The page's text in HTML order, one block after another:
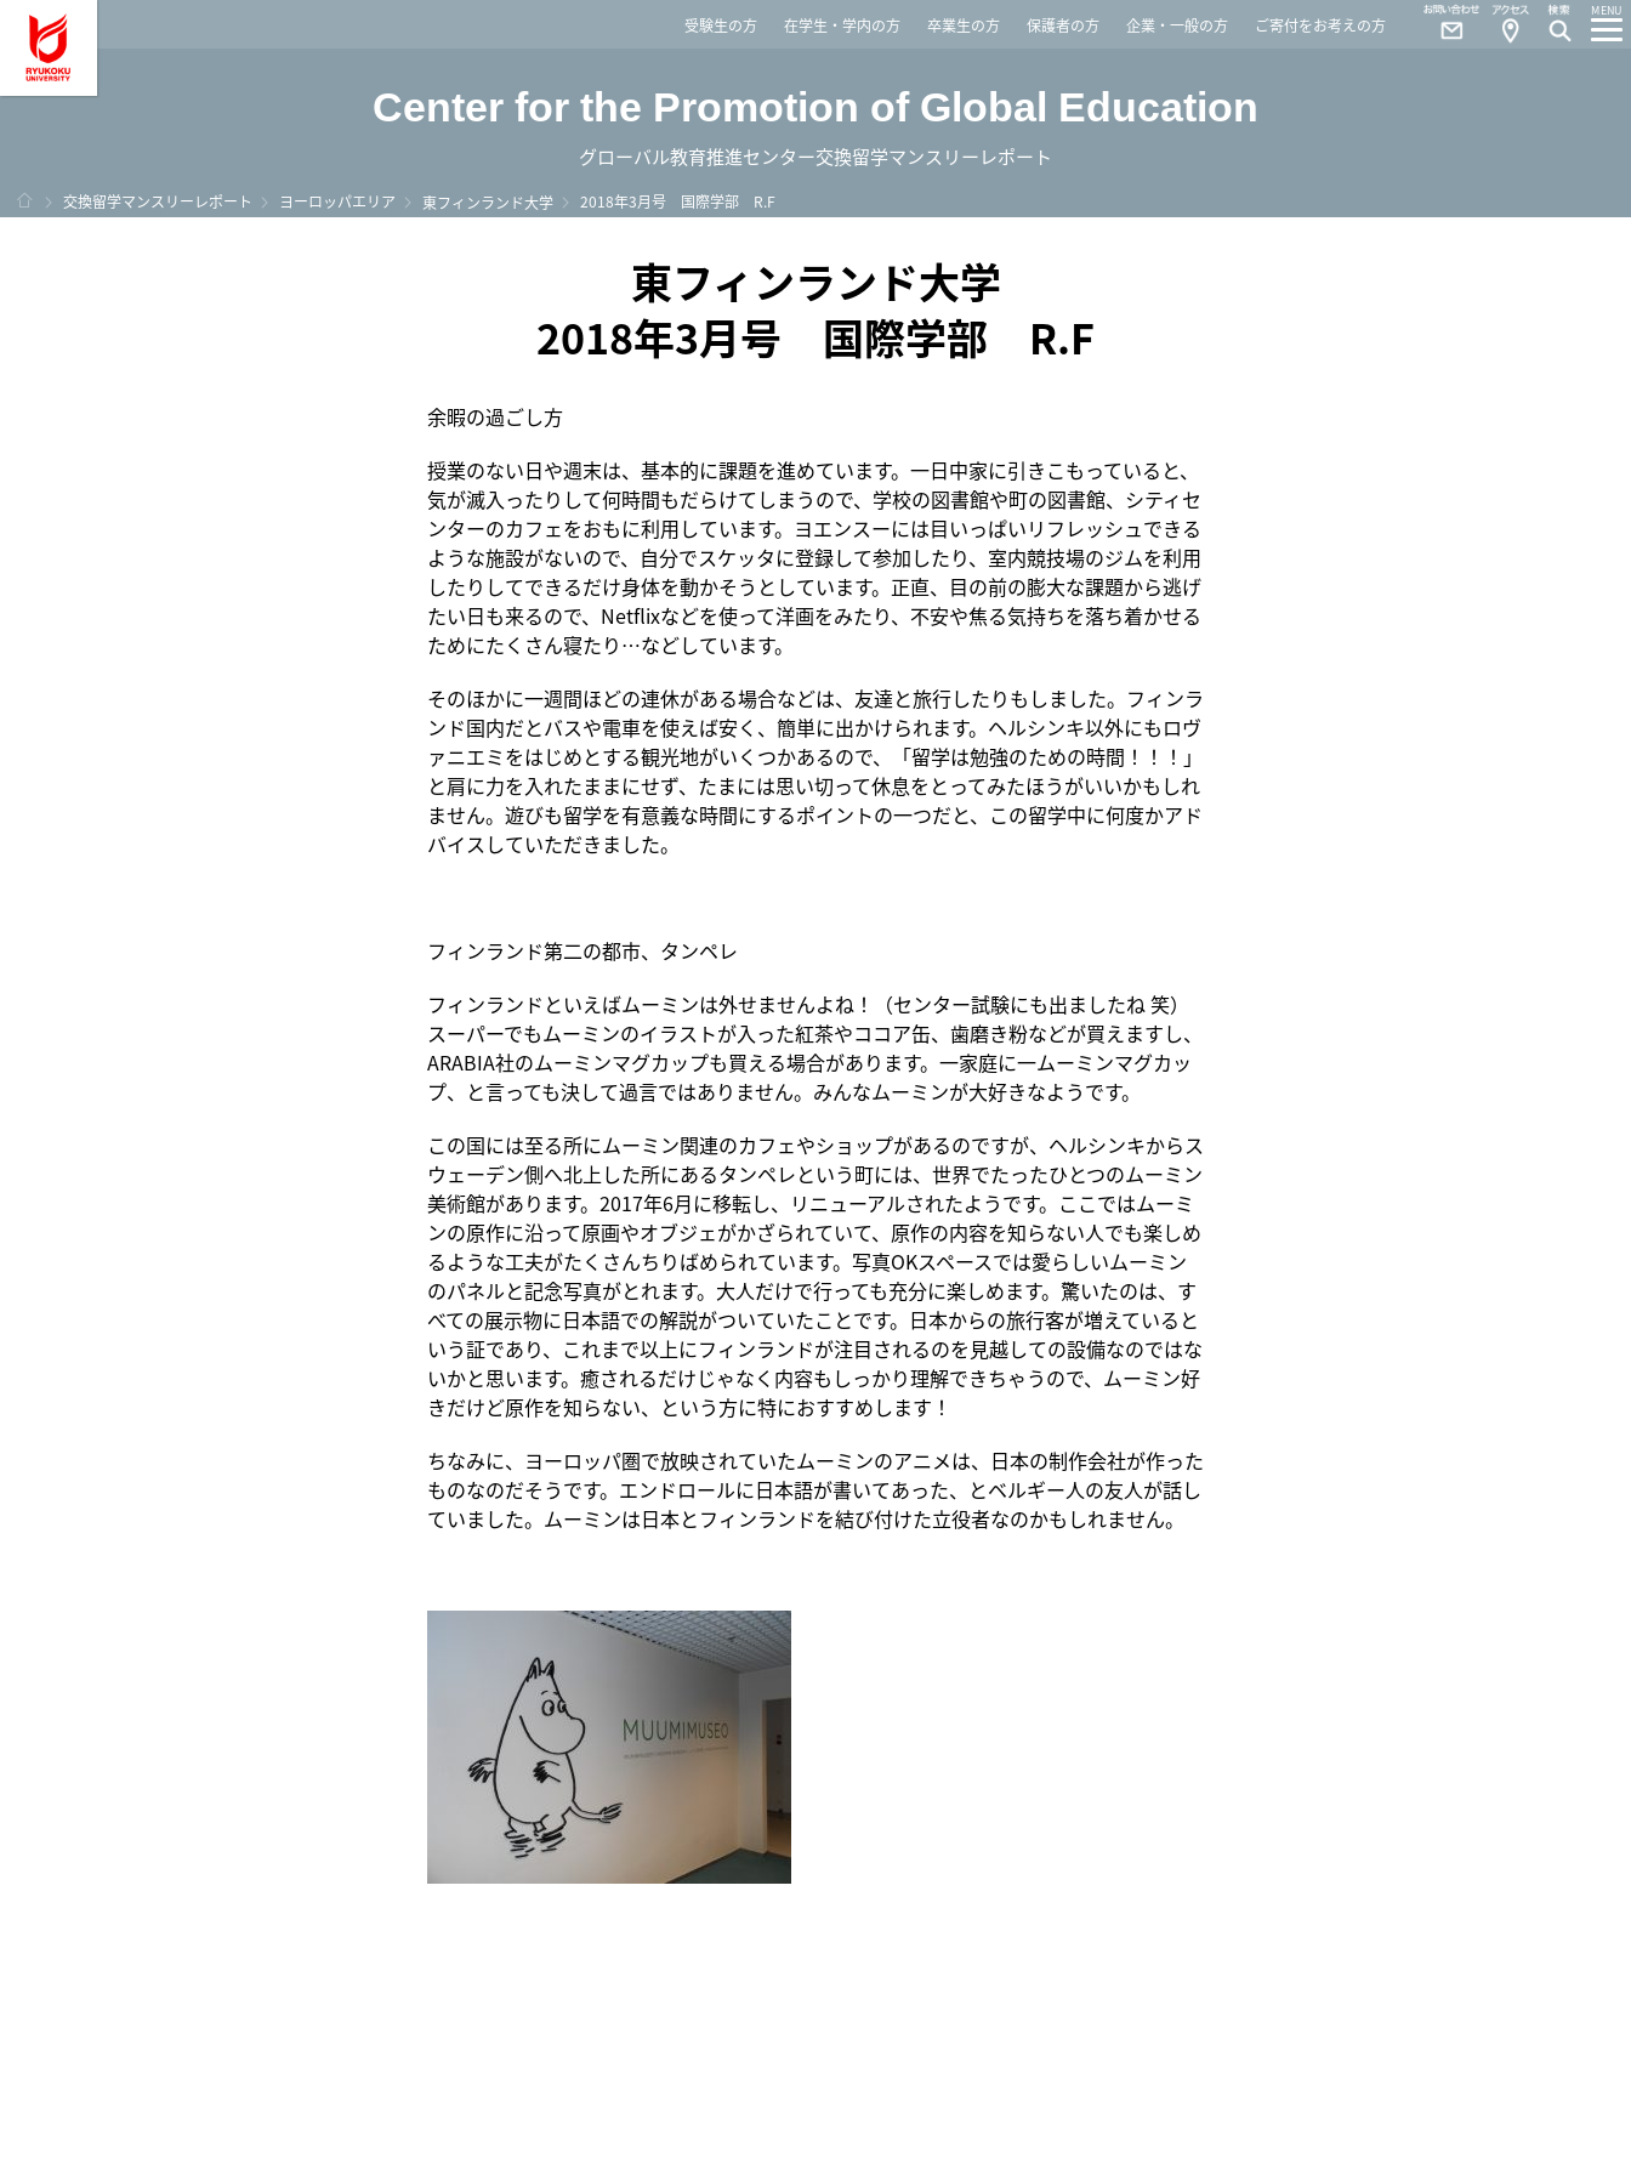
龍谷大学 You, Unlimited受験生の方 在学生・学内の方 卒業生の方 保護者の方 企業・一般の方 ご寄付をお考えの方
MENU
Access
Contact
Center for the Promotion of Global Education
グローバル教育推進センター交換留学マンスリーレポート
ホーム
交換留学マンスリーレポート ヨーロッパエリア 東フィンランド大学 2018年3月号 国際学部 R.F
東フィンランド大学
2018年3月号 国際学部 R.F
余暇の過ごし方
授業のない日や週末は、基本的に課題を進めています。一日中家に引きこもっていると、
気が滅入ったりして何時間もだらけてしまうので、学校の図書館や町の図書館、シティセ
ンターのカフェをおもに利用しています。ヨエンスーには目いっぱいリフレッシュできる
ような施設がないので、自分でスケッタに登録して参加したり、室内競技場のジムを利用
したりしてできるだけ身体を動かそうとしています。正直、目の前の膨大な課題から逃げ
たい日も来るので、Netflixなどを使って洋画をみたり、不安や焦る気持ちを落ち着かせる
ためにたくさん寝たり…などしています。
そのほかに一週間ほどの連休がある場合などは、友達と旅行したりもしました。フィンラ
ンド国内だとバスや電車を使えば安く、簡単に出かけられます。ヘルシンキ以外にもロヴ
ァニエミをはじめとする観光地がいくつかあるので、「留学は勉強のための時間！！！」
と肩に力を入れたままにせず、たまには思い切って休息をとってみたほうがいいかもしれ
ません。遊びも留学を有意義な時間にするポイントの一つだと、この留学中に何度かアド
バイスしていただきました。
フィンランド第二の都市、タンペレ
フィンランドといえばムーミンは外せませんよね！（センター試験にも出ましたね 笑）
スーパーでもムーミンのイラストが入った紅茶やココア缶、歯磨き粉などが買えますし、
ARABIA社のムーミンマグカップも買える場合があります。一家庭に一ムーミンマグカッ
プ、と言っても決して過言ではありません。みんなムーミンが大好きなようです。
この国には至る所にムーミン関連のカフェやショップがあるのですが、ヘルシンキからス
ウェーデン側へ北上した所にあるタンペレという町には、世界でたったひとつのムーミン
美術館があります。2017年6月に移転し、リニューアルされたようです。ここではムーミ
ンの原作に沿って原画やオブジェがかざられていて、原作の内容を知らない人でも楽しめ
るような工夫がたくさんちりばめられています。写真OKスペースでは愛らしいムーミン
のパネルと記念写真がとれます。大人だけで行っても充分に楽しめます。驚いたのは、す
べての展示物に日本語での解説がついていたことです。日本からの旅行客が増えていると
いう証であり、これまで以上にフィンランドが注目されるのを見越しての設備なのではな
いかと思います。癒されるだけじゃなく内容もしっかり理解できちゃうので、ムーミン好
きだけど原作を知らない、という方に特におすすめします！
ちなみに、ヨーロッパ圏で放映されていたムーミンのアニメは、日本の制作会社が作った
ものなのだそうです。エンドロールに日本語が書いてあった、とベルギー人の友人が話し
ていました。ムーミンは日本とフィンランドを結び付けた立役者なのかもしれません。